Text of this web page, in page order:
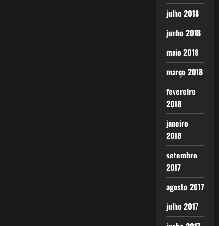
julho 2018
junho 2018
maio 2018
março 2018
fevereiro
2018
janeiro
2018
setembro
2017
agosto 2017
julho 2017